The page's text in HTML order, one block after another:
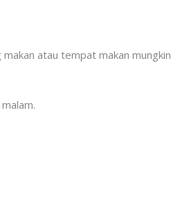
atau tempat makan mungkin